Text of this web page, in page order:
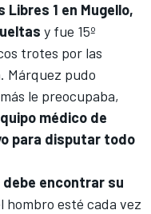
1 en Mugello,
y fue 15º
trotes por las
Márquez pudo
le preocupaba,
médico de
para disputar todo
encontrar su
hombro esté cada vez